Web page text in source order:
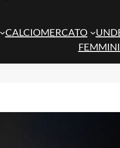
CALCIOMERCATO